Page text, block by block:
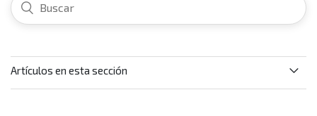
Artículos en esta sección